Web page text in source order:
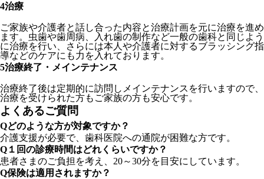
4治療
ご家族や介護者と話し合った内容と治療計画を元に治療を進め
ます。虫歯や歯周病、入れ歯の制作など一般の歯科と同じよう
に治療を行い、さらには本人や介護者に対するブラッシング指
導などのケアにも力を入れております。
5治療終了・メインテナンス
治療終了後は定期的に訪問しメインテナンスを行いますので、
治療を受けられた方もご家族の方も安心です。
よくあるご質問
Qどのような方が対象ですか？
介護支援が必要で、歯科医院への通院が困難な方です。
Q １回の診療時間はどれくらいですか？
患者さまのご負担を考え、20～30分を目安にしています。
Q保険は適用されますか？